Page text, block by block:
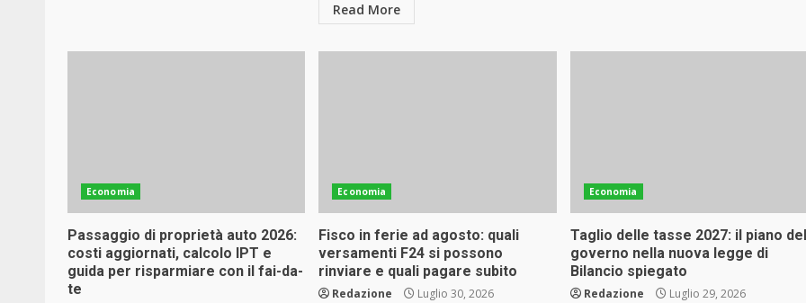
Read More
Economia
Passaggio di proprietà auto 2026:
costi aggiornati, calcolo IPT e
guida per risparmiare con il fai-da-
te
Economia
Fisco in ferie ad agosto: quali
versamenti F24 si possono
rinviare e quali pagare subito
Redazione Luglio 30, 2026
Economia
Taglio delle tasse 2027: il piano del
governo nella nuova legge di
Bilancio spiegato
Redazione Luglio 29, 2026